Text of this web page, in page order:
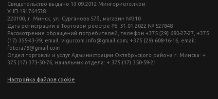
Свидетельство выдано 13.09.2012 Мингорисполком
УНП 191764538
220100, г. Минск, ул. Сурганова 57б, магазин №310
Дата регистрации в Торговом реестре РБ: 31.01.2022 № 527848
Рассмотрение обращений потребителей, телефон +375 (29) 680-27-27, +375
(17) 355-43-39, email: vigurcom.info@gmail.com; +375 (29) 608-16-16, email:
fotera78@gmail.com
Отдел торговли и услуг Администрации Октябрьского района г. Минска: +
375 (17) 373-50-76, начальник отдела: + 375 (17) 350-59-21
Настройка файлов cookie